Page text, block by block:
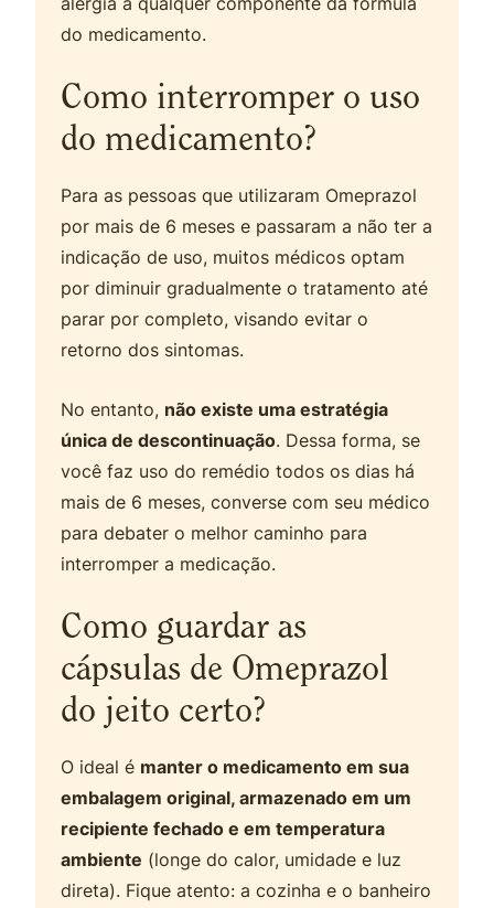
do medicamento.
Como interromper o uso
do medicamento?
Para as pessoas que utilizaram Omeprazol
por mais de 6 meses e passaram a não ter a
indicação de uso, muitos médicos optam
por diminuir gradualmente o tratamento até
parar por completo, visando evitar o
retorno dos sintomas.
No entanto, não existe uma estratégia
única de descontinuação. Dessa forma, se
você faz uso do remédio todos os dias há
mais de 6 meses, converse com seu médico
para debater o melhor caminho para
interromper a medicação.
Como guardar as
cápsulas de Omeprazol
do jeito certo?
O ideal é manter o medicamento em sua
embalagem original, armazenado em um
recipiente fechado e em temperatura
ambiente (longe do calor, umidade e luz
direta). Fique atento: a cozinha e o banheiro